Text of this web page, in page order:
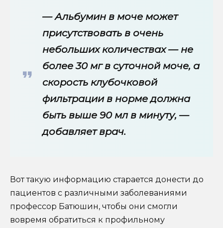
— Альбумин в моче может
присутствовать в очень
небольших количествах — не
более 30 мг в суточной моче, а
скорость клубочковой
фильтрации в норме должна
быть выше 90 мл в минуту, —
добавляет врач.
Вот такую информацию старается донести до
пациентов с различными заболеваниями
профессор Батюшин, чтобы они смогли
вовремя обратиться к профильному